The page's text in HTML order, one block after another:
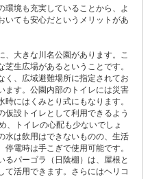
環境も充実していることから、よ
いても安心だというメリットがあ
、大きな川名公園があります。こ
生広場があるということです。
く、広域避難場所に指定されてお
ます。公園内部のトイレには災害
にはくみとり式にもなります。
仮設トイレとして利用できるよう
、トイレの心配も少ないでしょ
水は飲用はできないものの、生活
電時は手こぎで使用可能です。
るパーゴラ（日陰棚）は、屋根と
て活用できます。さらにはヘリコ